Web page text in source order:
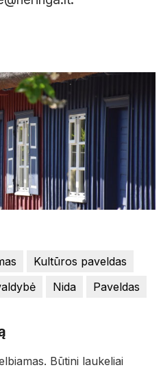
Kultūros paveldas
Nida Paveldas
Būtini laukeliai